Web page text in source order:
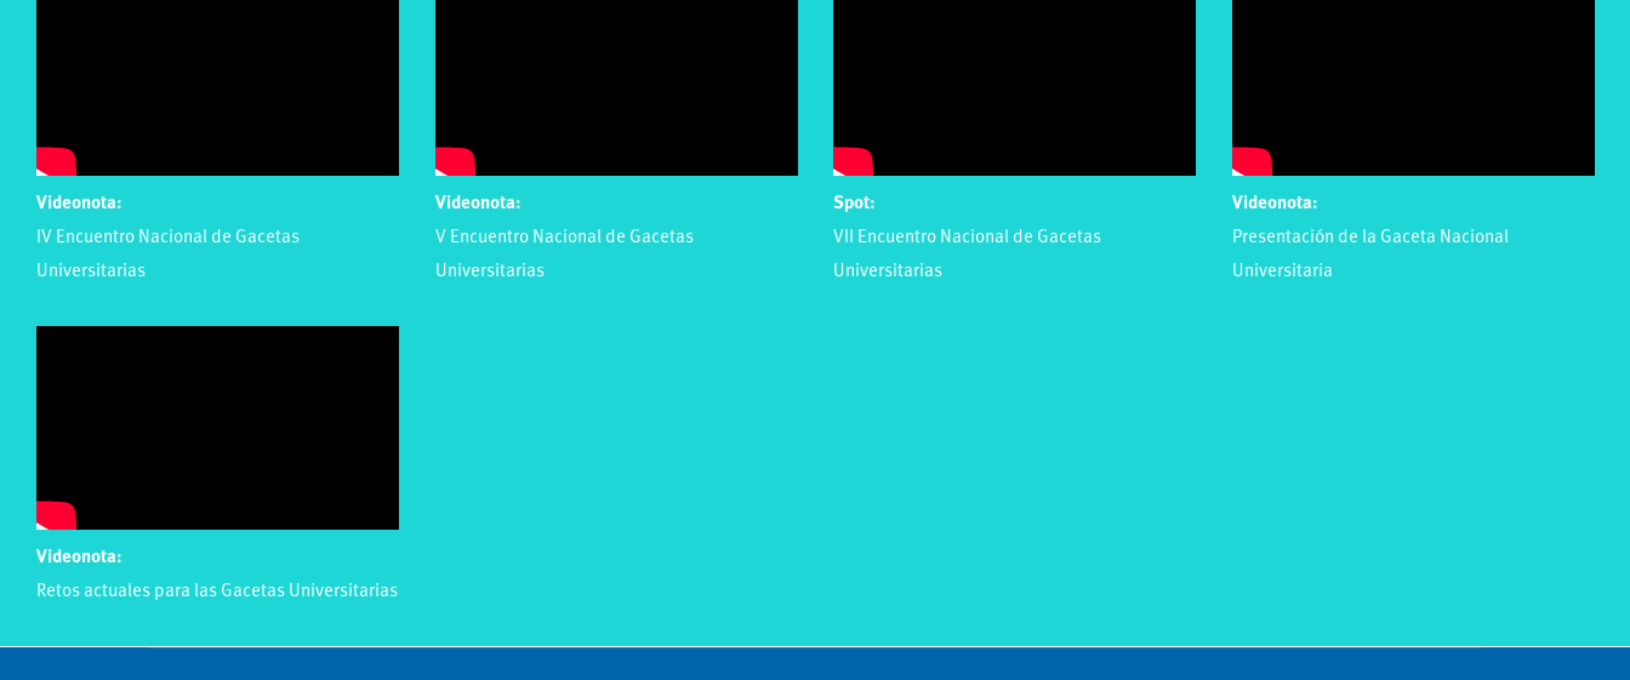
Videonota:
IV Encuentro Nacional de Gacetas
Universitarias
Videonota:
V Encuentro Nacional de Gacetas
Universitarias
Spot:
VII Encuentro Nacional de Gacetas
Universitarias
Videonota:
Presentación de la Gaceta Nacional
Universitaria
Videonota:
Retos actuales para las Gacetas Universitarias